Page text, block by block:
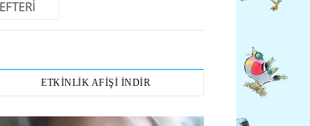
ETKİNLİK AFİŞİ İNDİR